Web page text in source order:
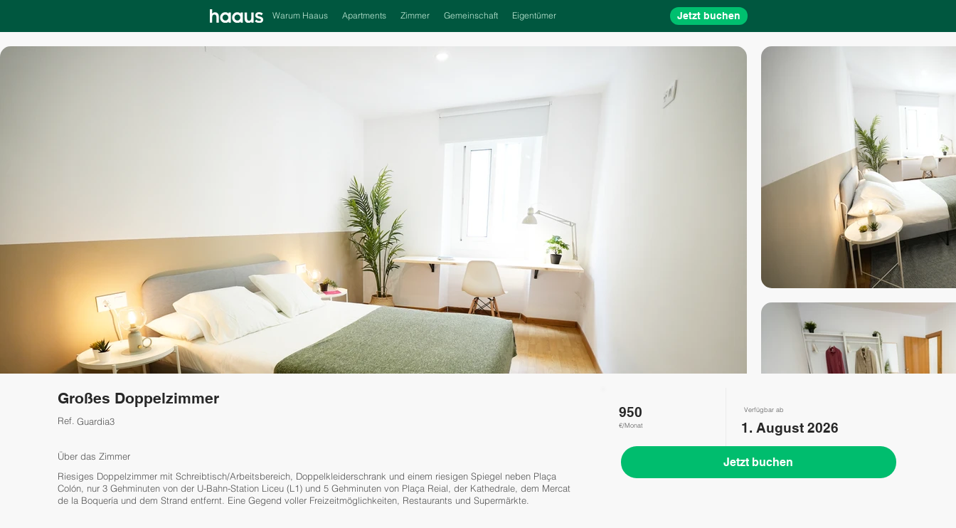
Warum Haaus Apartments Zimmer Gemeinschaft Eigentümer Jetzt buchen
Großes Doppelzimmer
Guardia3
Ref.
Über das Zimmer
Riesiges Doppelzimmer mit Schreibtisch/Arbeitsbereich, Doppelkleiderschrank und einem riesigen Spiegel neben Plaça
Colón, nur 3 Gehminuten von der U-Bahn-Station Liceu (L1) und 5 Gehminuten von Plaça Reial, der Kathedrale, dem Mercat
de la Boquería und dem Strand entfernt. Eine Gegend voller Freizeitmöglichkeiten, Restaurants und Supermärkte.
950
€/Monat
Jetzt buchen
Verfügbar ab
1. August 2026